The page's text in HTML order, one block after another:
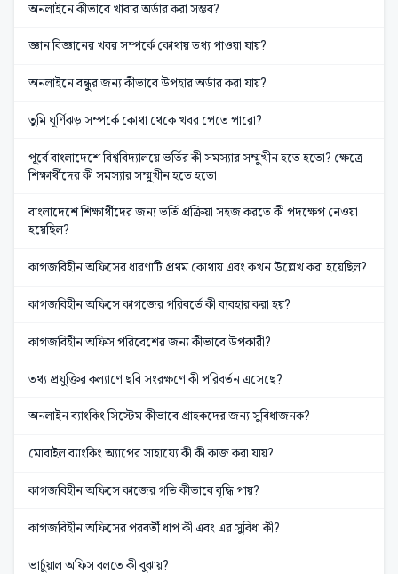
অনলাইনে কীভাবে খাবার অর্ডার করা সম্ভব?
জ্ঞান বিজ্ঞানের খবর সম্পর্কে কোথায় তথ্য পাওয়া যায়?
অনলাইনে বন্ধুর জন্য কীভাবে উপহার অর্ডার করা যায়?
তুমি ঘূর্ণিঝড় সম্পর্কে কোথা থেকে খবর পেতে পারো?
পূর্বে বাংলাদেশে বিশ্ববিদ্যালয়ে ভর্তির কী সমস্যার সম্মুখীন হতে হতো? ক্ষেত্রে
শিক্ষার্থীদের কী সমস্যার সম্মুখীন হতে হতো
বাংলাদেশে শিক্ষার্থীদের জন্য ভর্তি প্রক্রিয়া সহজ করতে কী পদক্ষেপ নেওয়া
হয়েছিল?
কাগজবিহীন অফিসের ধারণাটি প্রথম কোথায় এবং কখন উল্লেখ করা হয়েছিল?
কাগজবিহীন অফিসে কাগজের পরিবর্তে কী ব্যবহার করা হয়?
কাগজবিহীন অফিস পরিবেশের জন্য কীভাবে উপকারী?
তথ্য প্রযুক্তির কল্যাণে ছবি সংরক্ষণে কী পরিবর্তন এসেছে?
অনলাইন ব্যাংকিং সিস্টেম কীভাবে গ্রাহকদের জন্য সুবিধাজনক?
মোবাইল ব্যাংকিং অ্যাপের সাহায্যে কী কী কাজ করা যায়?
কাগজবিহীন অফিসে কাজের গতি কীভাবে বৃদ্ধি পায়?
কাগজবিহীন অফিসের পরবর্তী ধাপ কী এবং এর সুবিধা কী?
ভার্চুয়াল অফিস বলতে কী বুঝায়?